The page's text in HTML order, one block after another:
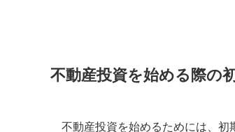
不動産投資を始める際の
不動産投資を始めるためには、